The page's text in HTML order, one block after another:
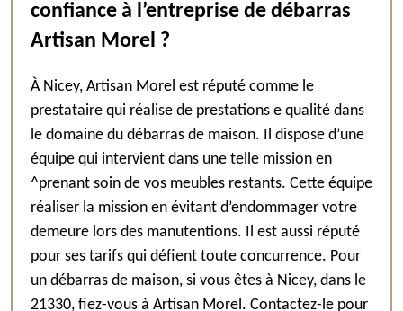
confiance à l’entreprise de débarras
Artisan Morel ?
À Nicey, Artisan Morel est réputé comme le
prestataire qui réalise de prestations e qualité dans
le domaine du débarras de maison. Il dispose d’une
équipe qui intervient dans une telle mission en
^prenant soin de vos meubles restants. Cette équipe
réaliser la mission en évitant d’endommager votre
demeure lors des manutentions. Il est aussi réputé
pour ses tarifs qui défient toute concurrence. Pour
un débarras de maison, si vous êtes à Nicey, dans le
21330, fiez-vous à Artisan Morel. Contactez-le pour